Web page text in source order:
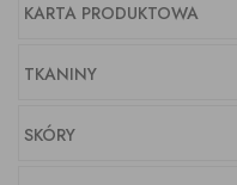
KARTA PRODUKTOWA
TKANINY
SKÓRY